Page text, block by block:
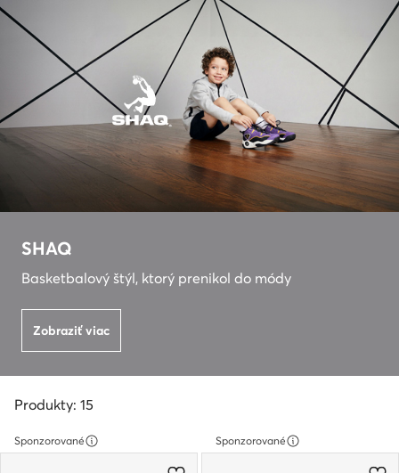
SHAQ
Basketbalový štýl, ktorý prenikol do módy
Zobraziť viac
Produkty: 15
Sponzorované Sponzorované